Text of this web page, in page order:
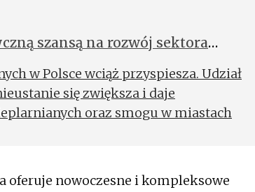
szansą na rozwój sektora
w Polsce wciąż przyspiesza. Udział
się zwiększa i daje
oraz smogu w miastach
oferuje nowoczesne i kompleksowe